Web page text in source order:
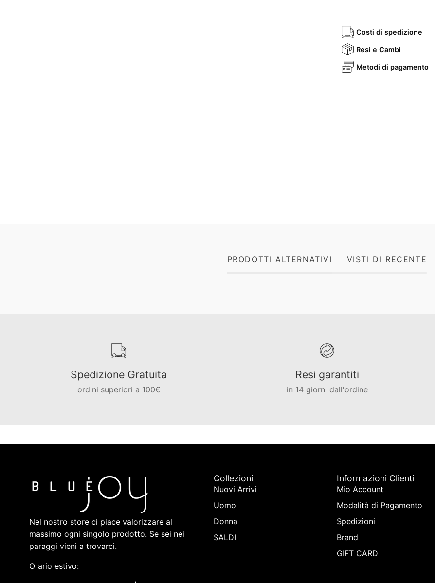
Costi di spedizione
Resi e Cambi
Metodi di pagamento
PRODOTTI ALTERNATIVI VISTI DI RECENTE
Spedizione Gratuita
ordini superiori a 100€
Resi garantiti
in 14 giorni dall'ordine
Nel nostro store ci piace valorizzare al
massimo ogni singolo prodotto. Se sei nei
paraggi vieni a trovarci.
Orario estivo:
Collezioni
Nuovi Arrivi
Uomo
Donna
SALDI
Informazioni Clienti
Mio Account
Modalità di Pagamento
Spedizioni
Brand
GIFT CARD